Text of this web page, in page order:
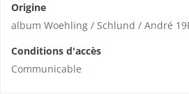
Origine
album Woehling / Schlund / André
Conditions d'accès
Communicable